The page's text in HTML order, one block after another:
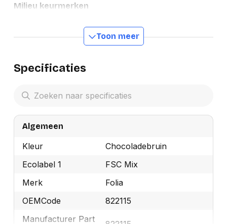
Milieu keurmerken
Toon meer
Specificaties
Algemeen
Kleur
Chocoladebruin
Ecolabel 1
FSC Mix
Merk
Folia
OEMCode
822115
Manufacturer Part